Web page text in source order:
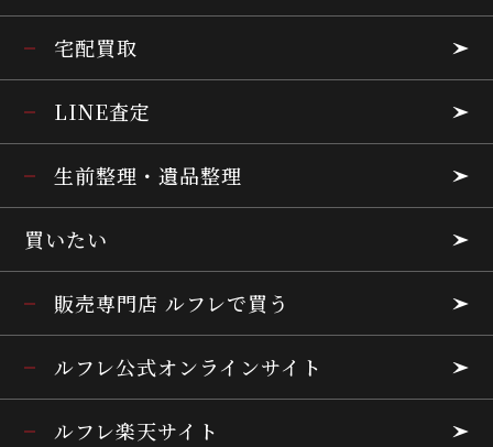
宅配買取
LINE査定
生前整理・遺品整理
買いたい
販売専門店 ルフレで買う
ルフレ公式オンラインサイト
ルフレ楽天サイト